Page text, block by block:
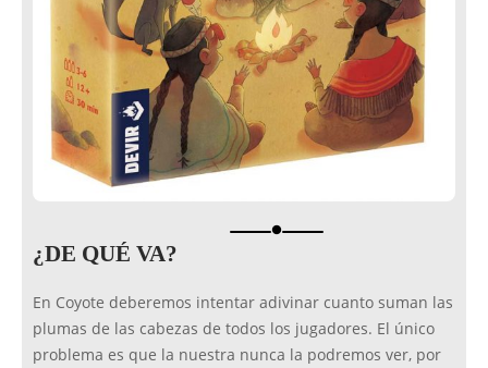
brightness_1
¿DE QUÉ VA?
En Coyote deberemos intentar adivinar cuanto suman las
plumas de las cabezas de todos los jugadores. El único
problema es que la nuestra nunca la podremos ver, por